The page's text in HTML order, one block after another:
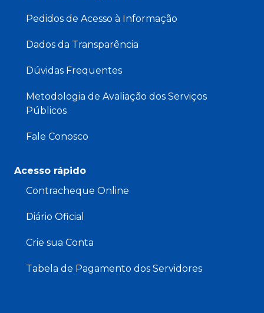
Pedidos de Acesso à Informação
Dados da Transparência
Dúvidas Frequentes
Metodologia de Avaliação dos Serviços
Públicos
Fale Conosco
Acesso rápido
Contracheque Online
Diário Oficial
Crie sua Conta
Tabela de Pagamento dos Servidores